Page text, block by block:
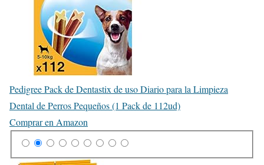
Pedigree Pack de Dentastix de uso Diario para la Limpieza
Dental de Perros Pequeños (1 Pack de 112ud)
Comprar en Amazon